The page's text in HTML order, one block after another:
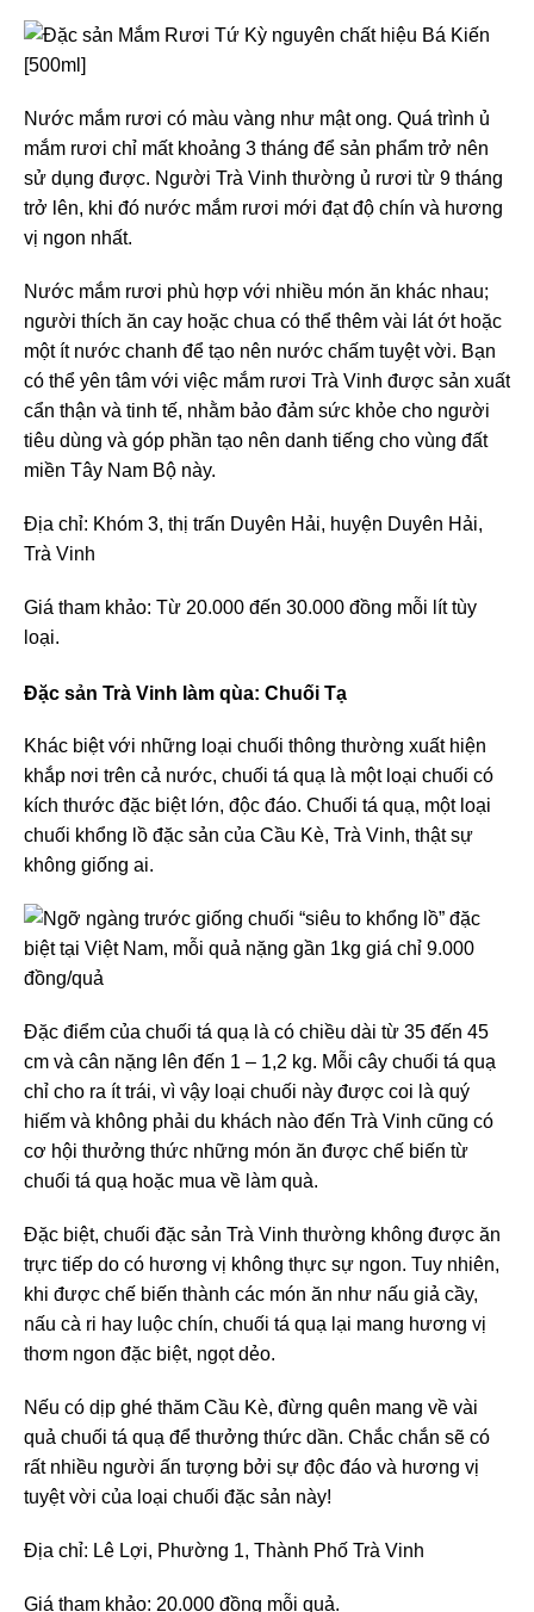
Nước mắm rươi có màu vàng như mật ong. Quá trình ủ
mắm rươi chỉ mất khoảng 3 tháng để sản phẩm trở nên
sử dụng được. Người Trà Vinh thường ủ rươi từ 9 tháng
trở lên, khi đó nước mắm rươi mới đạt độ chín và hương
vị ngon nhất.
Nước mắm rươi phù hợp với nhiều món ăn khác nhau;
người thích ăn cay hoặc chua có thể thêm vài lát ớt hoặc
một ít nước chanh để tạo nên nước chấm tuyệt vời. Bạn
có thể yên tâm với việc mắm rươi Trà Vinh được sản xuất
cẩn thận và tinh tế, nhằm bảo đảm sức khỏe cho người
tiêu dùng và góp phần tạo nên danh tiếng cho vùng đất
miền Tây Nam Bộ này.
Địa chỉ: Khóm 3, thị trấn Duyên Hải, huyện Duyên Hải,
Trà Vinh
Giá tham khảo: Từ 20.000 đến 30.000 đồng mỗi lít tùy
loại.
Đặc sản Trà Vinh làm qùa: Chuối Tạ
Khác biệt với những loại chuối thông thường xuất hiện
khắp nơi trên cả nước, chuối tá quạ là một loại chuối có
kích thước đặc biệt lớn, độc đáo. Chuối tá quạ, một loại
chuối khổng lồ đặc sản của Cầu Kè, Trà Vinh, thật sự
không giống ai.
Đặc điểm của chuối tá quạ là có chiều dài từ 35 đến 45
cm và cân nặng lên đến 1 – 1,2 kg. Mỗi cây chuối tá quạ
chỉ cho ra ít trái, vì vậy loại chuối này được coi là quý
hiếm và không phải du khách nào đến Trà Vinh cũng có
cơ hội thưởng thức những món ăn được chế biến từ
chuối tá quạ hoặc mua về làm quà.
Đặc biệt, chuối đặc sản Trà Vinh thường không được ăn
trực tiếp do có hương vị không thực sự ngon. Tuy nhiên,
khi được chế biến thành các món ăn như nấu giả cầy,
nấu cà ri hay luộc chín, chuối tá quạ lại mang hương vị
thơm ngon đặc biệt, ngọt dẻo.
Nếu có dịp ghé thăm Cầu Kè, đừng quên mang về vài
quả chuối tá quạ để thưởng thức dần. Chắc chắn sẽ có
rất nhiều người ấn tượng bởi sự độc đáo và hương vị
tuyệt vời của loại chuối đặc sản này!
Địa chỉ: Lê Lợi, Phường 1, Thành Phố Trà Vinh
Giá tham khảo: 20.000 đồng mỗi quả.